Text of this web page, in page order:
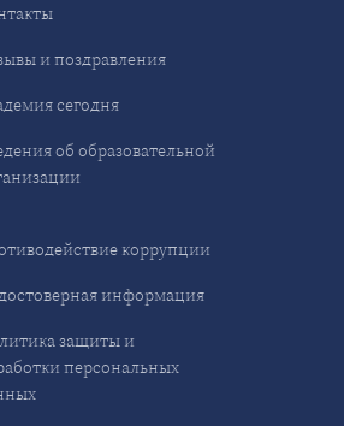
и поздравления
сегодня
об образовательной
коррупции
информация
защиты и
персональных